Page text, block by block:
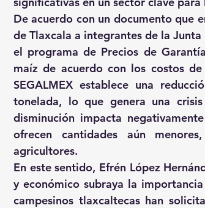
De acuerdo con un documento que
de Tlaxcala a integrantes de la
el programa de Precios de
maíz de acuerdo con los costos
SEGALMEX establece una
tonelada, lo que genera una
disminución impacta
ofrecen cantidades aún
agricultores.
En este sentido, Efrén López
y económico subraya la
campesinos tlaxcaltecas han